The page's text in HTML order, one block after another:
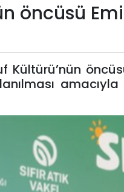
öncüsü
Kültürü’nün
amacıyla